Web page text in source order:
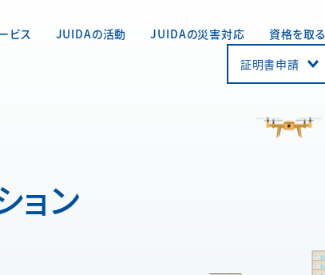
ビス JUIDAの活動 JUIDAの災害対応 資格を取る
証明書申請
ョン